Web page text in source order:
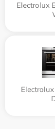
Electrolux